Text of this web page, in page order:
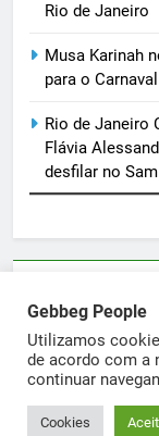
Rio de Janeiro
Musa Karinah
para o
Rio de Janeiro
Flávia
desfilar no
Gebbeg People
Utilizamos
de acordo com a
continuar
Cookies